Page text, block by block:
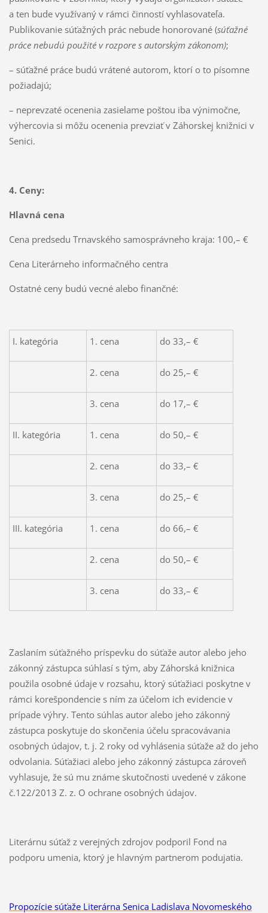
a ten bude využívaný v rámci činností vyhlasovateľa.
Publikovanie súťažných prác nebude honorované (súťažné
práce nebudú použité v rozpore s autorským zákonom);
– súťažné práce budú vrátené autorom, ktorí o to písomne
požiadajú;
– neprevzaté ocenenia zasielame poštou iba výnimočne,
výhercovia si môžu ocenenia prevziať v Záhorskej knižnici v
Senici.
4. Ceny:
Hlavná cena
Cena predsedu Trnavského samosprávneho kraja: 100,– €
Cena Literárneho informačného centra
Ostatné ceny budú vecné alebo finančné:
I. kategória 1. cena do 33,– €
2. cena do 25,– €
3. cena do 17,– €
II. kategória 1. cena do 50,– €
2. cena do 33,– €
3. cena do 25,– €
III. kategória 1. cena do 66,– €
2. cena do 50,– €
3. cena do 33,– €
Zaslaním súťažného príspevku do súťaže autor alebo jeho
zákonný zástupca súhlasí s tým, aby Záhorská knižnica
použila osobné údaje v rozsahu, ktorý súťažiaci poskytne v
rámci korešpondencie s ním za účelom ich evidencie v
prípade výhry. Tento súhlas autor alebo jeho zákonný
zástupca poskytuje do skončenia účelu spracovávania
osobných údajov, t. j. 2 roky od vyhlásenia súťaže až do jeho
odvolania. Súťažiaci alebo jeho zákonný zástupca zároveň
vyhlasuje, že sú mu známe skutočnosti uvedené v zákone
č.122/2013 Z. z. O ochrane osobných údajov.
Literárnu súťaž z verejných zdrojov podporil Fond na
podporu umenia, ktorý je hlavným partnerom podujatia.
Propozície súťaže Literárna Senica Ladislava Novomeského